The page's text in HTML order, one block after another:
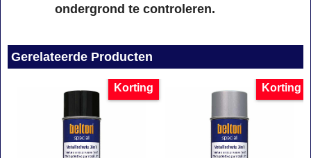
ondergrond te controleren.
Gerelateerde Producten
Korting Korting